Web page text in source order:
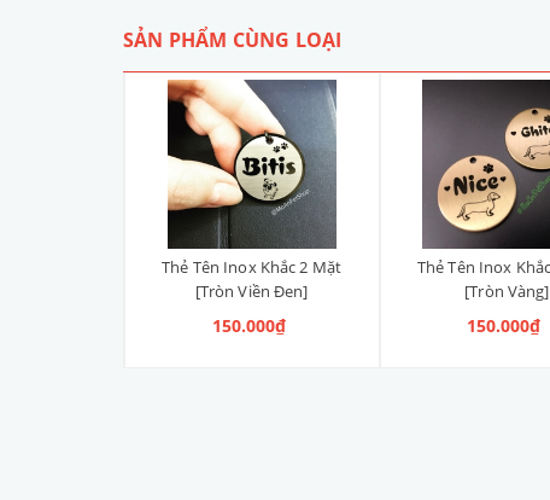
SẢN PHẨM CÙNG LOẠI
Thẻ Tên Inox Khắc 2 Mặt
[Tròn Viền Đen]
150.000₫
Thẻ Tên Inox
[Tròn Vàng]
150.000₫